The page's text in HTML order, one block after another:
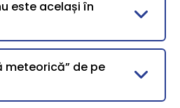
este același în
meteorică” de pe